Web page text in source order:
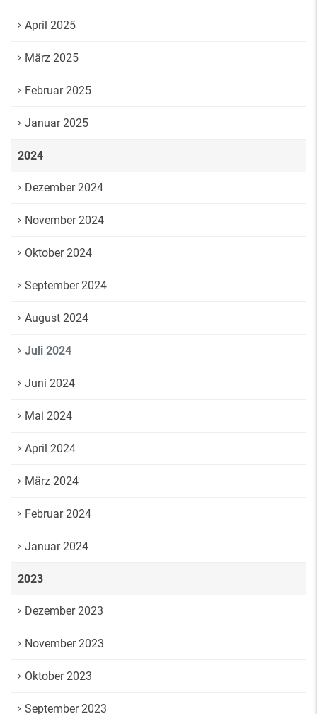
April 2025
März 2025
Februar 2025
Januar 2025
2024
Dezember 2024
November 2024
Oktober 2024
September 2024
August 2024
Juli 2024
Juni 2024
Mai 2024
April 2024
März 2024
Februar 2024
Januar 2024
2023
Dezember 2023
November 2023
Oktober 2023
September 2023